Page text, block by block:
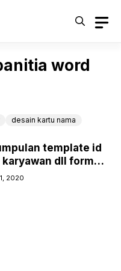
word
desain kartu nama
template id
dll format
lengkap siap edit
2020